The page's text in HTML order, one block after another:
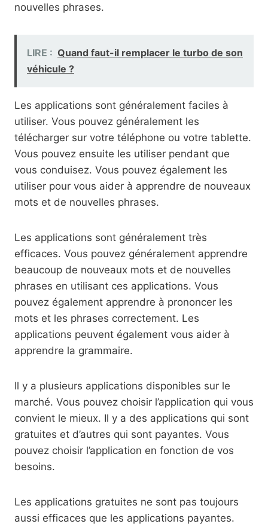
nouvelles phrases.
LIRE : Quand faut-il remplacer le turbo de son
véhicule ?
Les applications sont généralement faciles à
utiliser. Vous pouvez généralement les
télécharger sur votre téléphone ou votre tablette.
Vous pouvez ensuite les utiliser pendant que
vous conduisez. Vous pouvez également les
utiliser pour vous aider à apprendre de nouveaux
mots et de nouvelles phrases.
Les applications sont généralement très
efficaces. Vous pouvez généralement apprendre
beaucoup de nouveaux mots et de nouvelles
phrases en utilisant ces applications. Vous
pouvez également apprendre à prononcer les
mots et les phrases correctement. Les
applications peuvent également vous aider à
apprendre la grammaire.
Il y a plusieurs applications disponibles sur le
marché. Vous pouvez choisir l’application qui vous
convient le mieux. Il y a des applications qui sont
gratuites et d’autres qui sont payantes. Vous
pouvez choisir l’application en fonction de vos
besoins.
Les applications gratuites ne sont pas toujours
aussi efficaces que les applications payantes.